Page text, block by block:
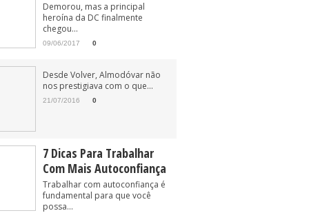
Demorou, mas a principal
heroína da DC finalmente
chegou...
09/06/2017 0
Desde Volver, Almodóvar não
nos prestigiava com o que...
21/07/2016 0
7 Dicas Para Trabalhar
Com Mais Autoconfiança
Trabalhar com autoconfiança é
fundamental para que você
possa...